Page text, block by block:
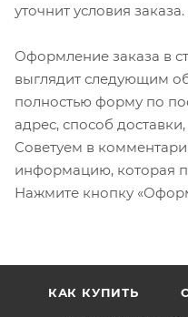
уточнит условия заказа.
Оформление заказа в
выглядит следующим
полностью форму по
адрес, способ
Советуем в
информацию, которая
Нажмите кнопку
КАК КУПИТЬ